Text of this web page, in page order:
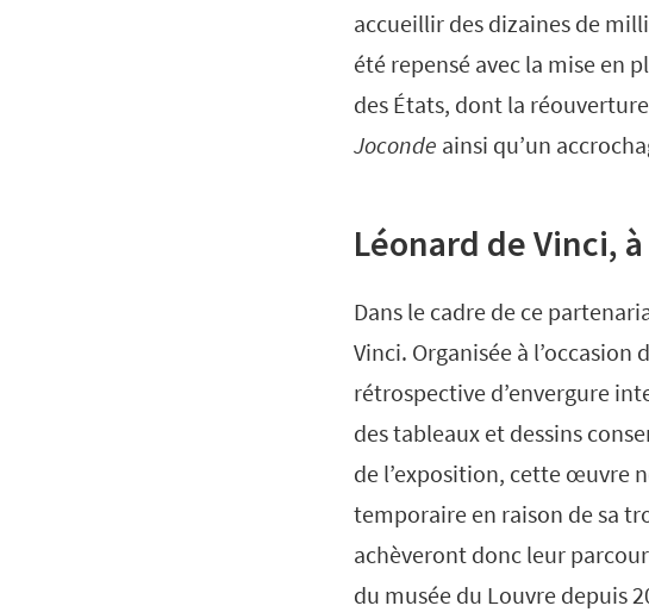
accueillir des dizaines de
été repensé avec la mise en
des États, dont la
Joconde ainsi qu’un
Léonard de Vinci,
Dans le cadre de ce
Vinci. Organisée à
rétrospective d’envergure
des tableaux et dessins
de l’exposition, cette œuvre
temporaire en raison de sa
achèveront donc leur
du musée du Louvre depuis